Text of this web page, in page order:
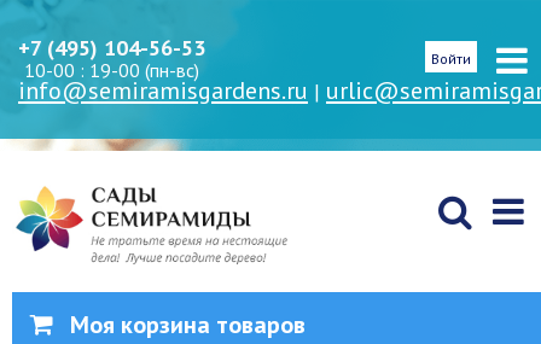
+7 (495) 104-56-53
10-00 : 19-00 (пн-вс)
info@semiramisgardens.ru |
Войти
Моя корзина товаров